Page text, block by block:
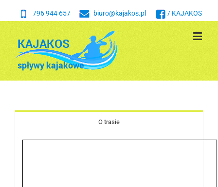
796 944 657 biuro@kajakos.pl / KAJAKOS
O trasie